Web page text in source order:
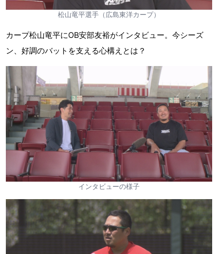
松山竜平選手（広島東洋カープ）
カープ松山竜平にOB安部友裕がインタビュー。今シーズ
ン、好調のバットを支える心構えとは？
インタビューの様子